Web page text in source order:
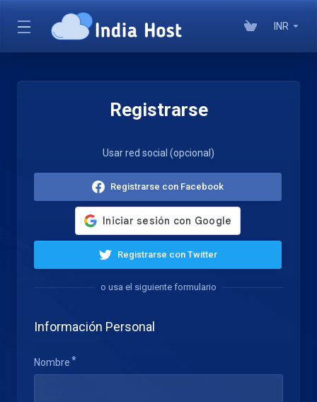
INR
Registrarse
Usar red social (opcional)
Registrarse con Facebook
Registrarse con Twitter
o usa el siguiente formulario
Información Personal
Nombre